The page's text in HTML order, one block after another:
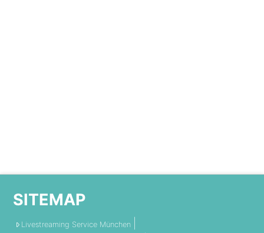
SITEMAP
Livestreaming Service München